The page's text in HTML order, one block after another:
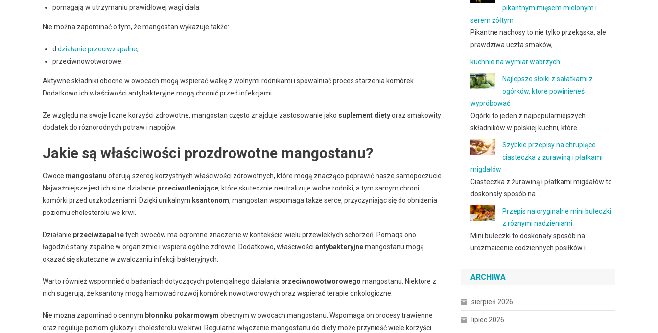
pomagają w utrzymaniu prawidłowej wagi ciała.
Nie można zapominać o tym, że mangostan wykazuje także:
d działanie przeciwzapalne,
przeciwnowotworowe.
Aktywne składniki obecne w owocach mogą wspierać walkę z wolnymi rodnikami i spowalniać proces starzenia komórek.
Dodatkowo ich właściwości antybakteryjne mogą chronić przed infekcjami.
Ze względu na swoje liczne korzyści zdrowotne, mangostan często znajduje zastosowanie jako suplement dietyoraz smakowity
dodatek do różnorodnych potraw i napojów.
Jakie są właściwości prozdrowotne mangostanu?
Owoce mangostanu oferują szereg korzystnych właściwości zdrowotnych, które mogą znacząco poprawić nasze samopoczucie.
Najważniejsze jest ich silne działanie przeciwutleniające, które skutecznie neutralizuje wolne rodniki, a tym samym chroni
komórki przed uszkodzeniami. Dzięki unikalnym ksantonom, mangostan wspomaga także serce, przyczyniając się do obniżenia
poziomu cholesterolu we krwi.
Działanie przeciwzapalnetych owoców ma ogromne znaczenie w kontekście wielu przewlekłych schorzeń. Pomaga ono
łagodzić stany zapalne w organizmie i wspiera ogólne zdrowie. Dodatkowo, właściwości antybakteryjnemangostanu mogą
okazać się skuteczne w zwalczaniu infekcji bakteryjnych.
Warto również wspomnieć o badaniach dotyczących potencjalnego działania przeciwnowotworowego mangostanu. Niektóre z
nich sugerują, że ksantony mogą hamować rozwój komórek nowotworowych oraz wspierać terapie onkologiczne.
Nie można zapominać o cennym błonniku pokarmowym obecnym w owocach mangostanu. Wspomaga on procesy trawienne
oraz reguluje poziom glukozy i cholesterolu we krwi. Regularne włączenie mangostanu do diety może przynieść wiele korzyści
pikantnym mięsem mielonym i
serem żółtym
Pikantne nachosy to nie tylko przekąska, ale
prawdziwa uczta smaków, …
kuchnie na wymiar wabrzych
Najlepsze słoiki z sałatkami z
ogórków, które powinieneś
wypróbować
Ogórki to jeden z najpopularniejszych
składników w polskiej kuchni, które …
Szybkie przepisy na chrupiące
ciasteczka z żurawiną i płatkami
migdałów
Ciasteczka z żurawiną i płatkami migdałów to
doskonały sposób na …
Przepis na oryginalne mini bułeczki
z różnymi nadzieniami
Mini bułeczki to doskonały sposób na
urozmaicenie codziennych posiłków i …
ARCHIWA
sierpień 2026
lipiec 2026